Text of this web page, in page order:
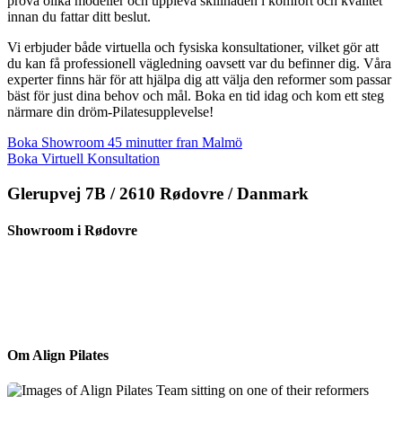
innan du fattar ditt beslut.
Vi erbjuder både virtuella och fysiska konsultationer, vilket gör att
du kan få professionell vägledning oavsett var du befinner dig. Våra
experter finns här för att hjälpa dig att välja den reformer som passar
bäst för just dina behov och mål. Boka en tid idag och kom ett steg
närmare din dröm-Pilatesupplevelse!
Boka Showroom 45 minutter fran Malmö
Boka Virtuell Konsultation
Glerupvej 7B / 2610 Rødovre / Danmark
Showroom i Rødovre
Om Align Pilates